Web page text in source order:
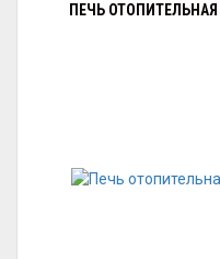
ПЕЧЬ ОТОПИТЕЛЬНАЯ